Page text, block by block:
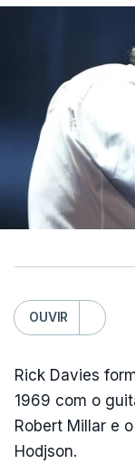
OUVIR
Rick Davies
1969 com o
Robert Millar e
Hodjson.